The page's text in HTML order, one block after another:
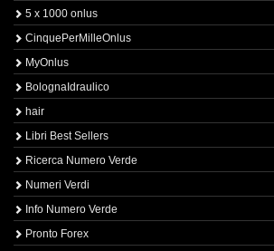
5 x 1000 onlus
CinquePerMilleOnlus
MyOnlus
BolognaIdraulico
hair
Libri Best Sellers
Ricerca Numero Verde
Numeri Verdi
Info Numero Verde
Pronto Forex